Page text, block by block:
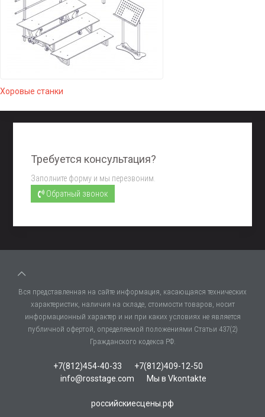
Хоровые станки
Требуется консультация?
Заполните форму и мы перезвоним.
Обратный звонок
Вся представленная на сайте информация, касающаяся технических
характеристик, наличия на складе, стоимости товаров, носит
информационный характер и ни при каких условиях не является
публичной офертой, определяемой положениями Статьи 437(2)
Гражданского кодекса РФ.
+7(812)454-40-33
+7(812)409-12-50
info@rosstage.com
Мы в Vkontakte
российскиесцены.рф